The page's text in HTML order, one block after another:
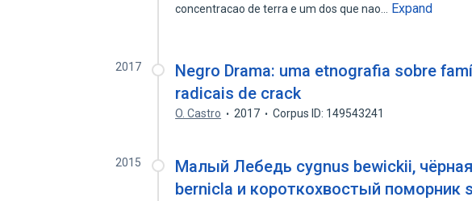
concentracao de terra e um dos que nao…
Expand
2017
Negro Drama: uma etnografia sobre
radicais de crack
O. Castro 2017 Corpus ID: 149543241
2015
Малый Лебедь cygnus bewickii,
bernicla и короткохвостый поморник